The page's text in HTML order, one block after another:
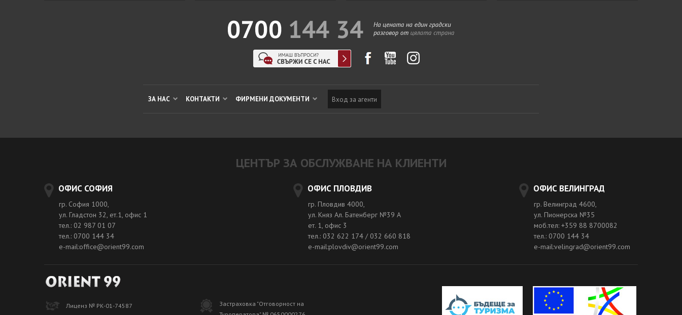
ЗА НАС КОНТАКТИ ФИРМЕНИ ДОКУМЕНТИ Вход за агенти
ЦЕНТЪР ЗА ОБСЛУЖВАНЕ НА КЛИЕНТИ
ОФИС СОФИЯ
гр. София 1000,
ул. Гладстон 32, ет.1, офис 1
тел.: 02 987 01 07
тел.: 0700 144 34
e-mail:office@orient99.com
ОФИС ПЛОВДИВ
гр. Пловдив 4000,
ул. Княз Ал. Батенберг №39 A
ет. 1, офис 3
тел.: 032 622 174 / 032 660 818
e-mail:plovdiv@orient99.com
ОФИС ВЕЛИНГРАД
гр. Велинград 4600,
ул. Пионерска №35
моб.тел: +359 88 8700082
тел.: 0700 144 34
e-mail:velingrad@orient99.com
Лиценз № РК-01-74587
Застраховка "Отговорност на